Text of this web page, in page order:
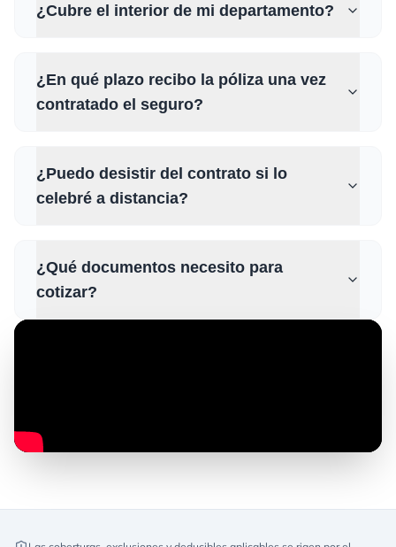
¿Cubre el interior de mi departamento?
¿En qué plazo recibo la póliza una vez
contratado el seguro?
¿Puedo desistir del contrato si lo
celebré a distancia?
¿Qué documentos necesito para
cotizar?